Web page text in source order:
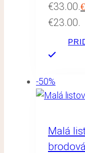
€33.00.€
€23.00.
-50%
Malá